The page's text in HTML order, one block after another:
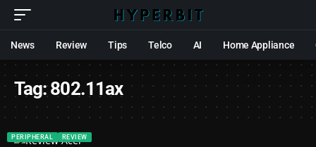
News Review Tips Telco AI Home Appliance
Tag:802.11ax
PERIPHERAL REVIEW